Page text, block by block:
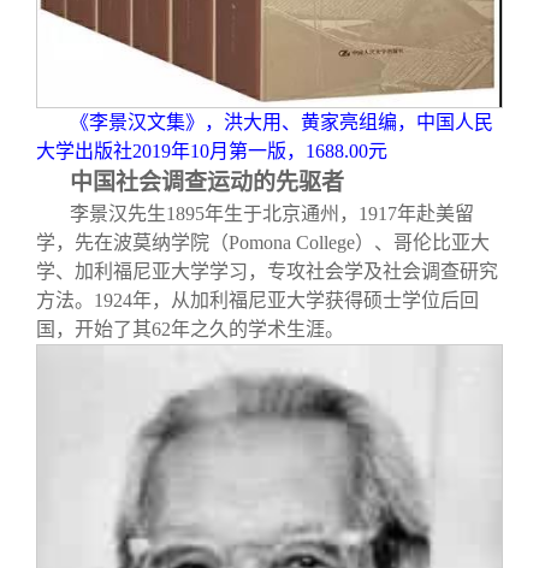
《李景汉文集》，洪大用、黄家亮组编，中国人民
大学出版社2019年10月第一版，1688.00元
中国社会调查运动的先驱者
李景汉先生1895年生于北京通州，1917年赴美留
学，先在波莫纳学院（Pomona College）、哥伦比亚大
学、加利福尼亚大学学习，专攻社会学及社会调查研究
方法。1924年，从加利福尼亚大学获得硕士学位后回
国，开始了其62年之久的学术生涯。